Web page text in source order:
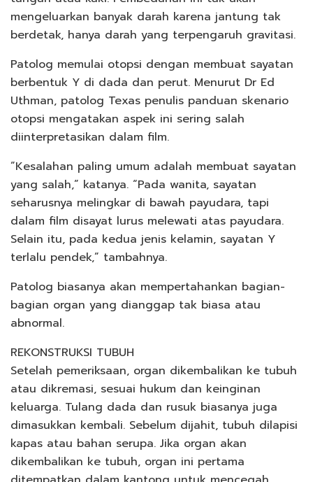
mengeluarkan banyak darah karena jantung tak
berdetak, hanya darah yang terpengaruh gravitasi.
Patolog memulai otopsi dengan membuat sayatan
berbentuk Y di dada dan perut. Menurut Dr Ed
Uthman, patolog Texas penulis panduan skenario
otopsi mengatakan aspek ini sering salah
diinterpretasikan dalam film.
”Kesalahan paling umum adalah membuat sayatan
yang salah,” katanya. “Pada wanita, sayatan
seharusnya melingkar di bawah payudara, tapi
dalam film disayat lurus melewati atas payudara.
Selain itu, pada kedua jenis kelamin, sayatan Y
terlalu pendek,” tambahnya.
Patolog biasanya akan mempertahankan bagian-
bagian organ yang dianggap tak biasa atau
abnormal.
REKONSTRUKSI TUBUH
Setelah pemeriksaan, organ dikembalikan ke tubuh
atau dikremasi, sesuai hukum dan keinginan
keluarga. Tulang dada dan rusuk biasanya juga
dimasukkan kembali. Sebelum dijahit, tubuh dilapisi
kapas atau bahan serupa. Jika organ akan
dikembalikan ke tubuh, organ ini pertama